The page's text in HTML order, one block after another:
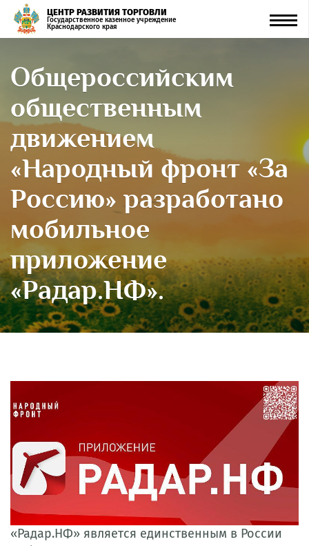
ЦЕНТР РАЗВИТИЯ ТОРГОВЛИ
Государственное казенное учреждение
Краснодарского края
Общероссийским
общественным
движением
«Народный фронт «За
Россию» разработано
мобильное
приложение
«Радар.НФ».
«Радар.НФ» является единственным в России